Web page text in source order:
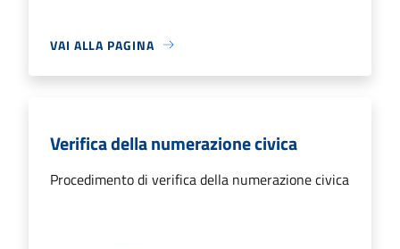
VAI ALLA PAGINA
Verifica della numerazione civica
Procedimento di verifica della numerazione civica